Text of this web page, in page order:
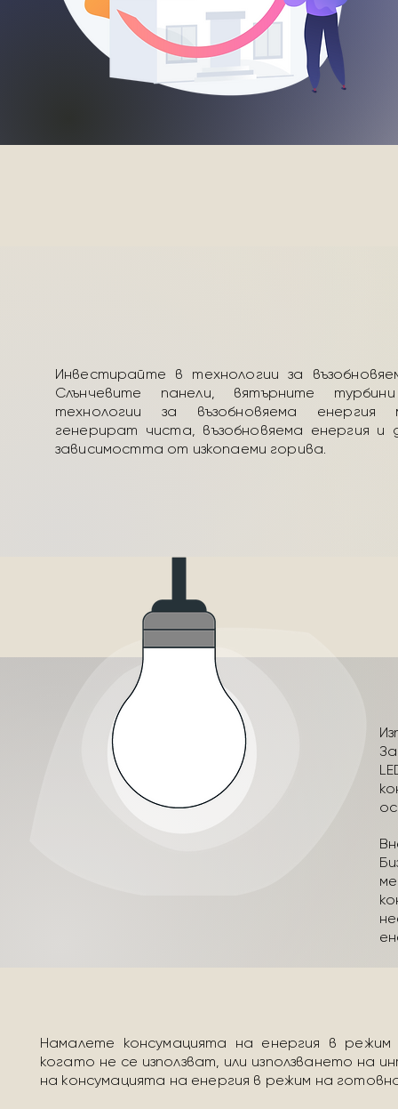
Инвестирайте в технологии за
Слънчевите панели, вятърните
технологии за възобновяема
генерират чиста, възобновяема енергия и
зависимостта от изкопаеми горива.
Намалете консумацията на енергия в
когато не се използват, или използването на
на консумацията на енергия в режим на